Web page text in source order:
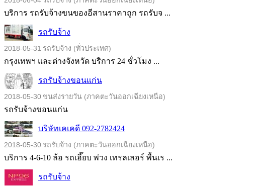
บริการ รถรับจ้างขนของอีสานราคาถูก รถรับจ ...
รถรับจ้าง
2018-05-31 รถรับจ้าง (ทั่วประเทศ)
กรุงเทพฯ และต่างจังหวัด บริการ 24 ชั่วโมง ...
รถรับจ้างขอนแก่น
2018-05-30ขนส่งรายวัน (ภาคตะวันออกเฉียงเหนือ)
รถรับจ้างขอนแก่น
บริษัทเคเคดี 092-2782424
2018-05-30 รถรับจ้าง (ภาคตะวันออกเฉียงเหนือ)
บริการ 4-6-10 ล้อ รถเฮี๊ยบ พ่วง เทรลเลอร์ พื้นเร ...
รถรับจ้าง